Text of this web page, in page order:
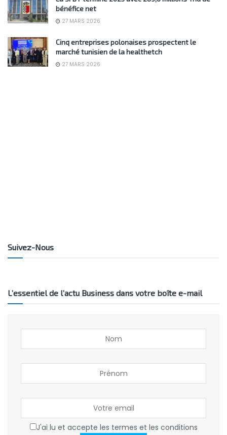
bénéfice net
27 MARS 2026
Cinq entreprises polonaises prospectent le
marché tunisien de la healthetch
27 MARS 2026
Suivez-Nous
L’essentiel de l’actu Business dans votre boîte e-mail
J'ai lu et accepte les termes et les conditions